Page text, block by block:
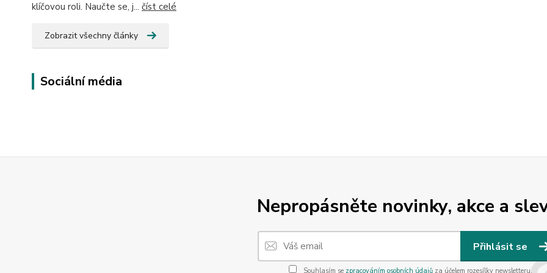
klíčovou roli. Naučte se, j... číst celé
Zobrazit všechny články
Sociální média
Nepropásněte novinky, akce a
Přihlásit se
Souhlasím se zpracováním osobních údajůza účelem rozesílky newsletteru.